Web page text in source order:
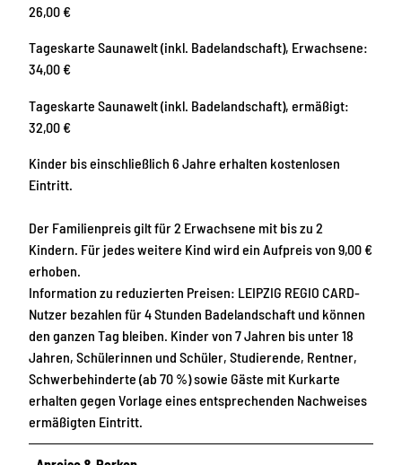
26,00 €
Tageskarte Saunawelt (inkl. Badelandschaft), Erwachsene:
34,00 €
Tageskarte Saunawelt (inkl. Badelandschaft), ermäßigt:
32,00 €
Kinder bis einschließlich 6 Jahre erhalten kostenlosen
Eintritt.
Der Familienpreis gilt für 2 Erwachsene mit bis zu 2
Kindern. Für jedes weitere Kind wird ein Aufpreis von 9,00 €
erhoben.
Information zu reduzierten Preisen: LEIPZIG REGIO CARD-
Nutzer bezahlen für 4 Stunden Badelandschaft und können
den ganzen Tag bleiben. Kinder von 7 Jahren bis unter 18
Jahren, Schülerinnen und Schüler, Studierende, Rentner,
Schwerbehinderte (ab 70 %) sowie Gäste mit Kurkarte
erhalten gegen Vorlage eines entsprechenden Nachweises
ermäßigten Eintritt.